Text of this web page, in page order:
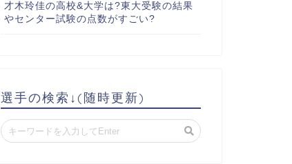
才木玲佳の高校&大学は?東大受験の結果
やセンター試験の点数がすごい?
選手の検索↓(随時更新)